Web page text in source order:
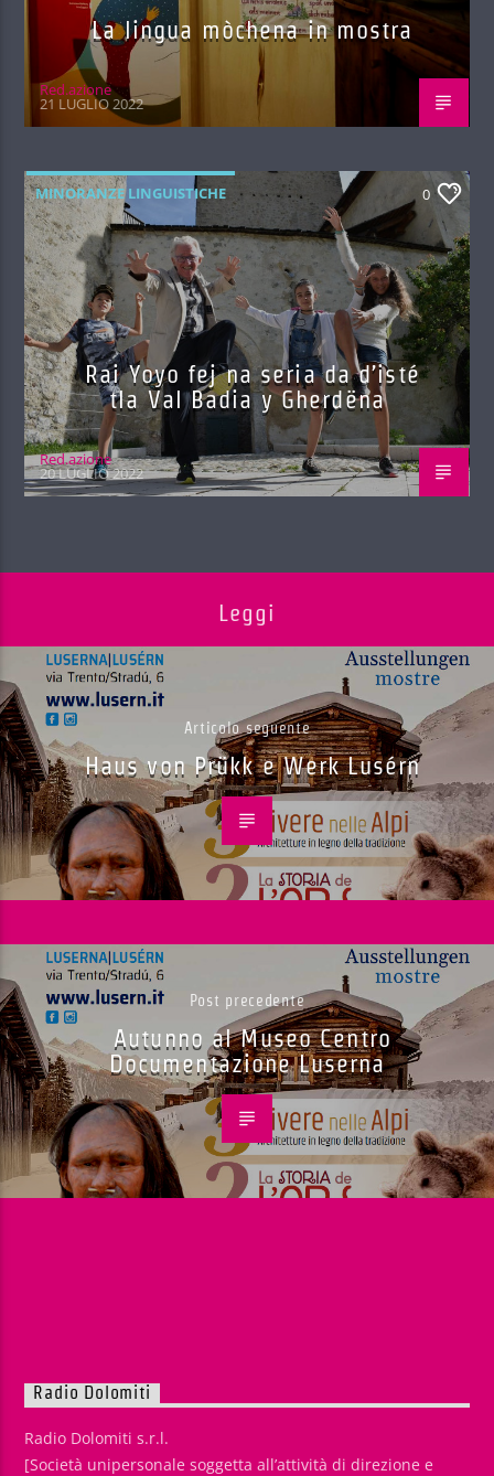
La lingua mòchena in mostra
Red.azione
21 LUGLIO 2022
MINORANZE LINGUISTICHE 0
Rai Yoyo fej na seria da d’isté
tla Val Badia y Gherdëna
Red.azione
20 LUGLIO 2022
Leggi
Articolo seguente
Haus von Prükk e Werk Lusérn
Post precedente
Autunno al Museo Centro
Documentazione Luserna
Radio Dolomiti
Radio Dolomiti s.r.l.
[Società unipersonale soggetta all’attività di direzione e